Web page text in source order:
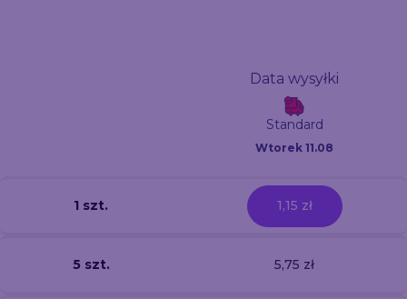
Data wysyłki
Standard
Wtorek 11.08
1 szt. 1,15 zł
5 szt. 5,75 zł